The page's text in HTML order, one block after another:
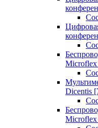
Microflex
Dicentis
Microflex